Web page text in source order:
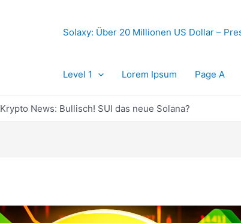
Solaxy: Über 20 Millionen US Dollar –
Level 1 Lorem Ipsum Page A
Krypto News: Bullisch! SUI das neue Solana?